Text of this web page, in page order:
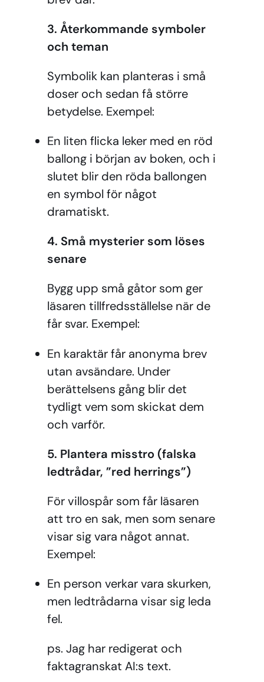
3. Återkommande symboler
och teman
Symbolik kan planteras i små
doser och sedan få större
betydelse. Exempel:
En liten flicka leker med en röd
ballong i början av boken, och i
slutet blir den röda ballongen
en symbol för något
dramatiskt.
4. Små mysterier som löses
senare
Bygg upp små gåtor som ger
läsaren tillfredsställelse när de
får svar. Exempel:
En karaktär får anonyma brev
utan avsändare. Under
berättelsens gång blir det
tydligt vem som skickat dem
och varför.
5. Plantera misstro (falska
ledtrådar, ”red herrings”)
För villospår som får läsaren
att tro en sak, men som senare
visar sig vara något annat.
Exempel:
En person verkar vara skurken,
men ledtrådarna visar sig leda
fel.
ps. Jag har redigerat och
faktagranskat AI:s text.